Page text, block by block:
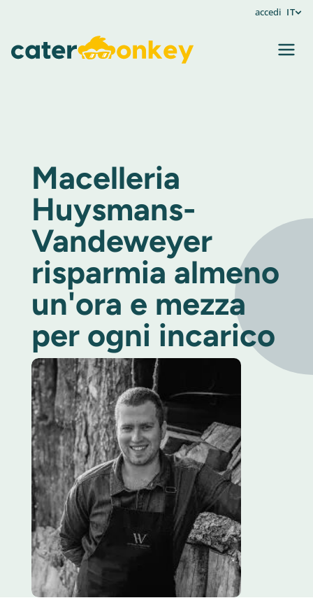
accedi IT
Macelleria
Huysmans-
Vandeweyer
risparmia almeno
un'ora e mezza
per ogni incarico